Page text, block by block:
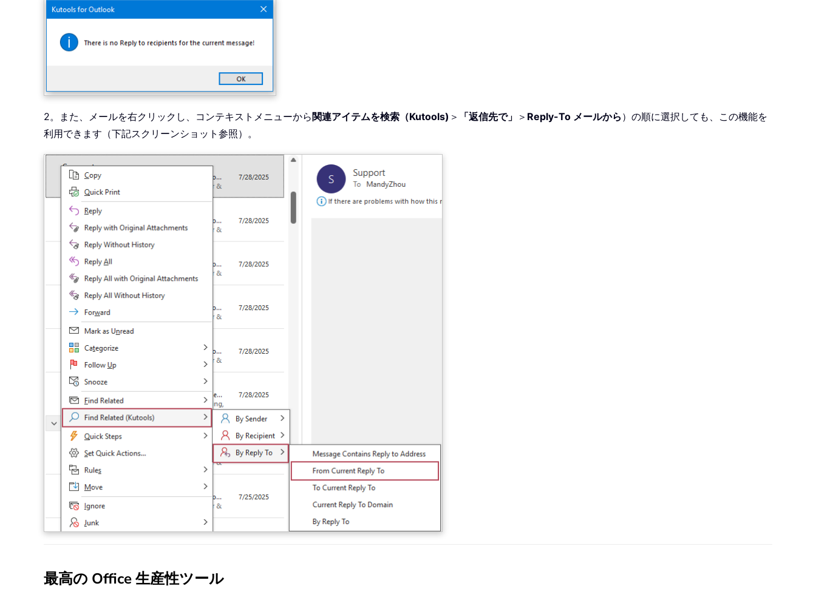
2。また、メールを右クリックし、コンテキストメニューから関連アイテムを検索（Kutools) ＞ 「返信先で」 ＞ Reply-To メールから ）の順に選択しても、この機能を
利用できます（下記スクリーンショット参照）。
最高の Office 生産性ツール